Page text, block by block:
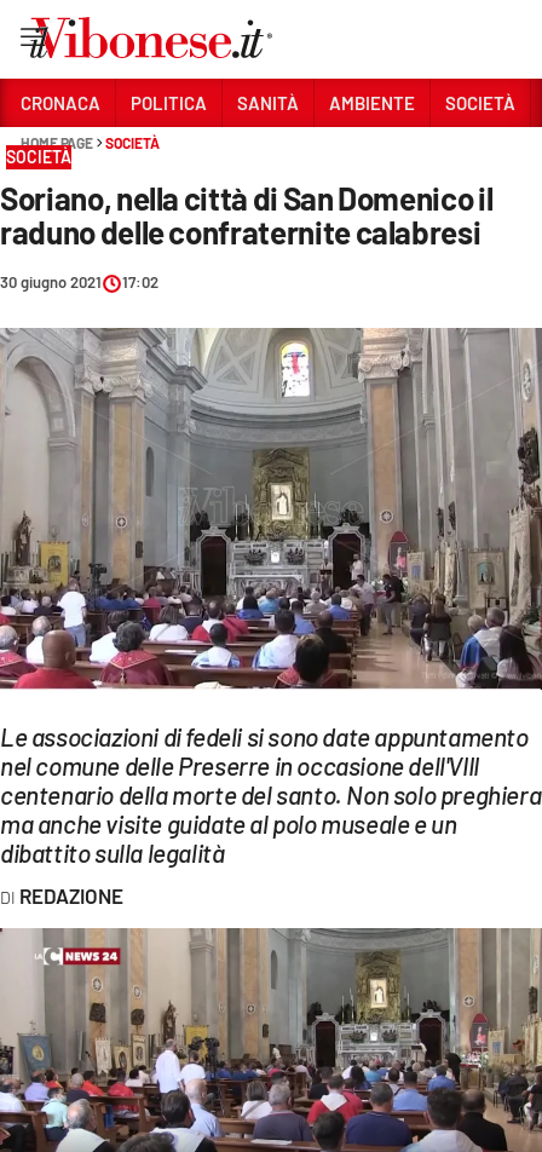
Sezioni
CRONACA
POLITICA
SANITÀ
AMBIENTE
SOCIETÀ
CULTURA
ECONOMIA E LAVORO
EVENTI
SPORT
Streaming
LAC NETWORK
LAC ONAIR
LaC
LACPLAY.IT
LACTV.IT
LACONAIR.IT
LACITYMAG.IT
CRONACA POLITICA SANITÀ AMBIENTE SOCIETÀ
HOME PAGE SOCIETÀ
SOCIETÀ
Soriano, nella città di San Domenico il
raduno delle confraternite calabresi
30 giugno 2021 17:02
Le associazioni di fedeli si sono date appuntamento
nel comune delle Preserre in occasione dell'VIII
centenario della morte del santo. Non solo preghiera
ma anche visite guidate al polo museale e un
dibattito sulla legalità
REDAZIONE